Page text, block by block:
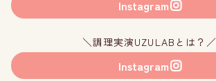
Instagram
＼調理実演UZULABとは？／
Instagram